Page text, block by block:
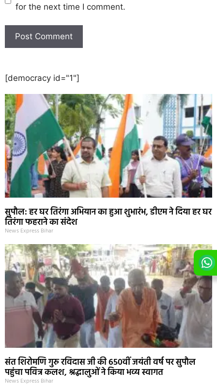
for the next time I comment.
[democracy id="1"]
सुपौल: हर घर तिरंगा अभियान का हुआ शुभारंभ, डीएम ने दिया हर घर
तिरंगा फहराने का संदेश
News Express Bihar
संत शिरोमणि गुरु रविदास जी की 650वीं जयंती वर्ष पर सुपौल
पहुंचा पवित्र कलश, श्रद्धालुओं ने किया भव्य स्वागत
News Express Bihar